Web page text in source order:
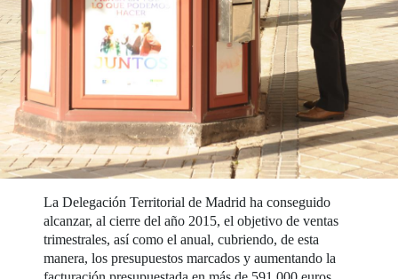
La Delegación Territorial de Madrid ha conseguido
alcanzar, al cierre del año 2015, el objetivo de ventas
trimestrales, así como el anual, cubriendo, de esta
manera, los presupuestos marcados y aumentando la